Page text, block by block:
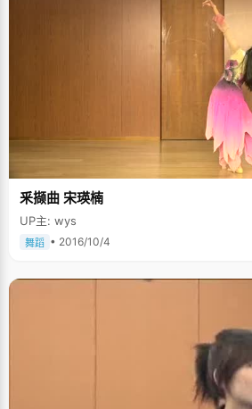
釆撷曲 宋瑛楠
UP主: wys
舞蹈 • 2016/10/4